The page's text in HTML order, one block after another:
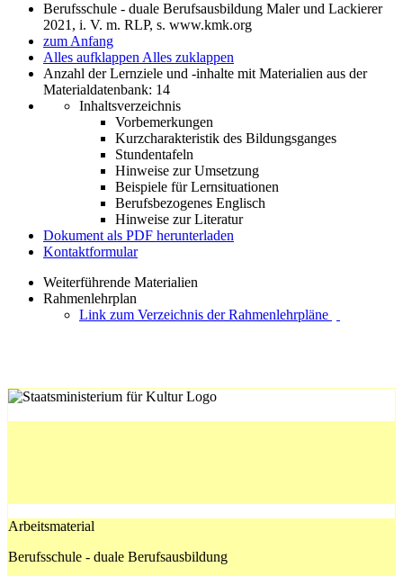
Berufsschule - duale Berufsausbildung Maler und Lackierer
2021, i. V. m. RLP, s. www.kmk.org
zum Anfang
Alles aufklappen Alles zuklappen
Anzahl der Lernziele und -inhalte mit Materialien aus der
Materialdatenbank: 14
Inhaltsverzeichnis
Vorbemerkungen
Kurzcharakteristik des Bildungsganges
Stundentafeln
Hinweise zur Umsetzung
Beispiele für Lernsituationen
Berufsbezogenes Englisch
Hinweise zur Literatur
Dokument als PDF herunterladen
Kontaktformular
Weiterführende Materialien
Rahmenlehrplan
Link zum Verzeichnis der Rahmenlehrpläne
Arbeitsmaterial
Berufsschule - duale Berufsausbildung